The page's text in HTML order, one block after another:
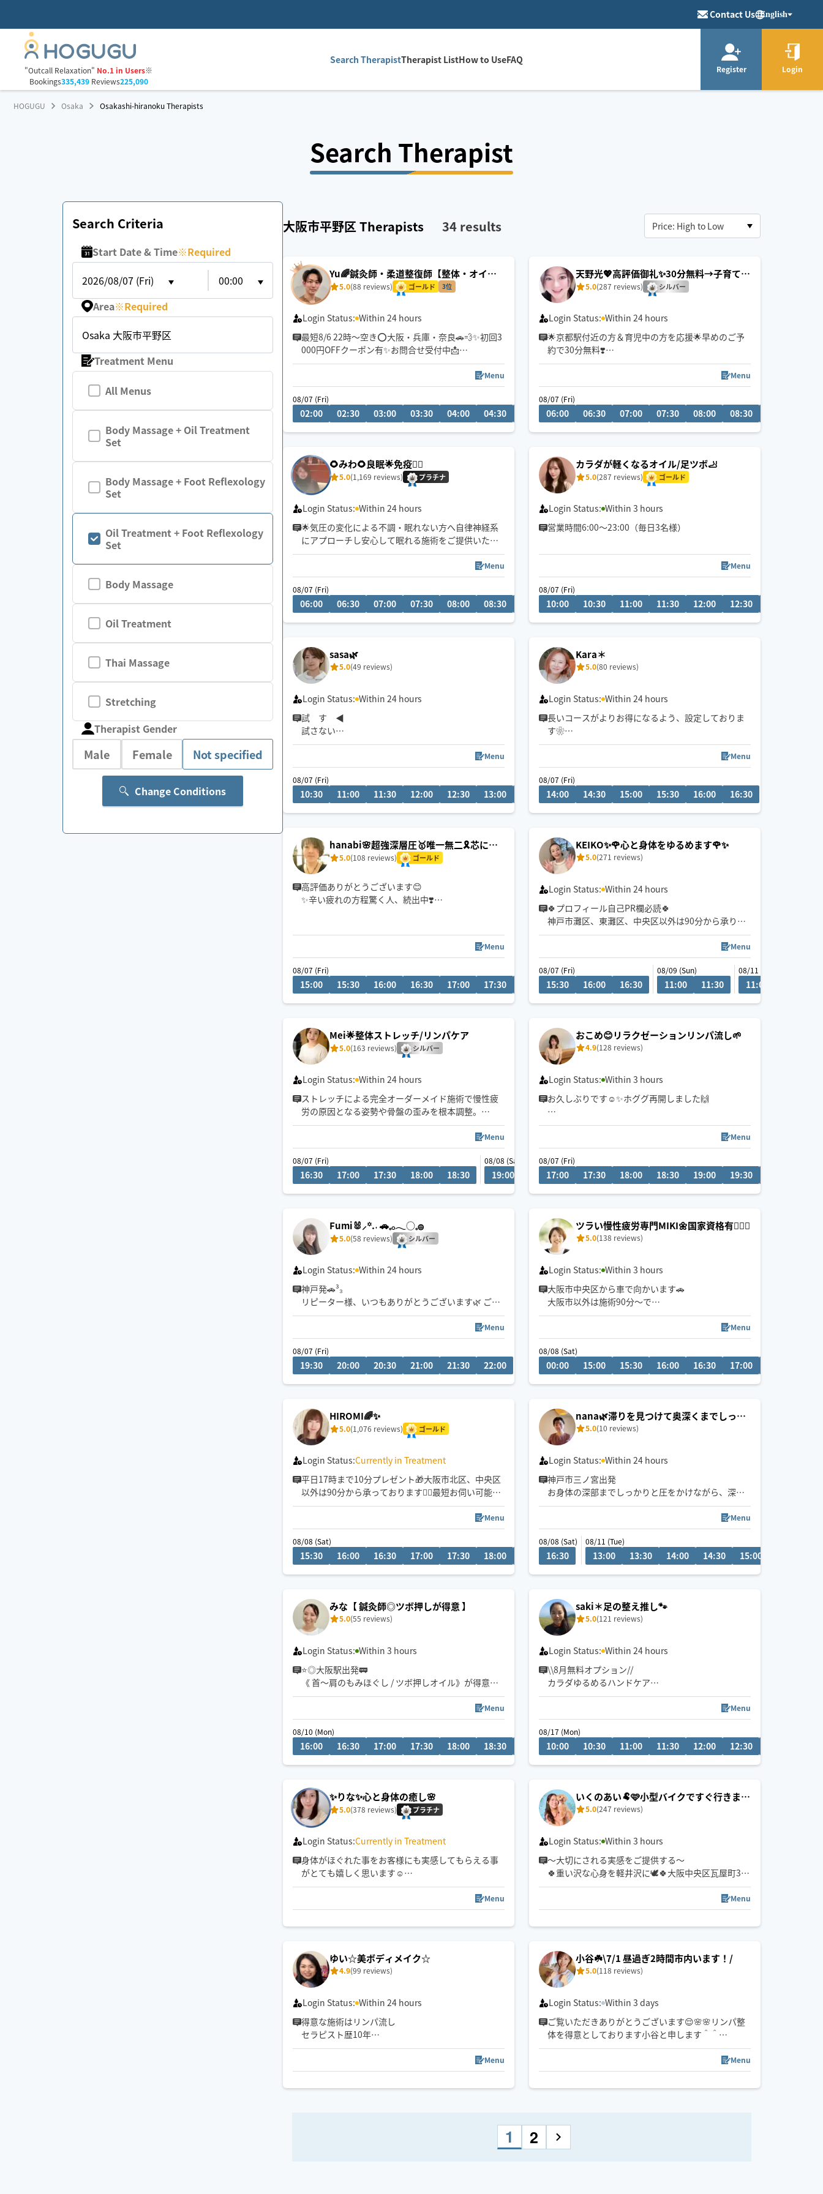
Contact Us English
"Outcall Relaxation" No.1 in Users※
Bookings335,439Reviews225,090
Search TherapistTherapist ListHow to UseFAQ
Register Login
HOGUGU Osaka Osakashi-hiranoku Therapists
Search Therapist
Search Criteria
Start Date & Time※Required
2026/08/07 (Fri)
00:00
Area※Required
Osaka 大阪市平野区
Treatment Menu
All Menus
Body Massage + Oil Treatment
Set
Body Massage + Foot Reflexology
Set
Oil Treatment + Foot Reflexology
Set
Body Massage
Oil Treatment
Thai Massage
Stretching
Therapist Gender
Male Female Not specified
Change Conditions
大阪市平野区 Therapists 34 results
Yu🌈鍼灸師・柔道整復師【整体・オイル
マッサージ・フット】
5.0(88 reviews) ゴールド 3位
Login Status: Within 24 hours
最短8/6 22時〜空き⭕️大阪・兵庫・奈良🚗💨✨初回3
000円OFFクーポン有✨お問合せ受付中📩
チャットからもお気軽にお声掛けください。施術中
は遅くなる場合ございますが、必ず返信致します💬
医学知識を基にお一人お一人丁寧に施術させて頂き
Menu
08/07 (Fri)
02:00 02:30 03:00 03:30 04:00 04:30 05:30 06:00 16:30 17:00 17:30
天野光💖高評価御礼✨30分無料→子育て応
援＆京都駅付近💕
5.0(287 reviews) シルバー
Login Status: Within 24 hours
🌟京都駅付近の方＆育児中の方を応援🌟早めのご予
約で30分無料❣️
初めまして。指圧と整体とリバースエイジング(若返
り)が得意なエステティシャンです♪有名人も通われ
る会員制サロンにスカウトされ、勤めておりまし
た。大阪府個人ランキング上位実績あり。有名５つ
星ホテルのサロン勤務(60分・22,000円〜)
Menu
08/07 (Fri)
06:00 06:30 07:00 07:30 08:00 08:30
🌻みわ🌻良眠🌟免疫🏃‍♀️
5.0(1,169 reviews) プラチナ
Login Status: Within 24 hours
🌟気圧の変化による不調・眠れない方へ自律神経系
にアプローチし安心して眠れる施術をご提供いたし
ます☺️
🌟１日2名様まで
🌟早朝メイン
🌟日中→駅から徒歩15分以内
ますのでお待ち頂けますと幸いです☺️
Menu
08/07 (Fri)
06:00 06:30 07:00 07:30 08:00 08:30 09:30 10:00 10:30 11:00 11:30
カラダが軽くなるオイル/足ツボ🦶
5.0(287 reviews) ゴールド
Login Status: Within 3 hours
営業時間6:00〜23:00（毎日3名様）
Menu
08/07 (Fri)
10:00 10:30 11:00 11:30 12:00 12:30
sasa🌿
5.0(49 reviews)
Login Status: Within 24 hours
試 す ◀︎
試さない
強揉み✨と言っていただきます
リクエスト前相談ならお気軽にチャットください💭
初めましての方もぜひ✨
お疲れに合わせた
完全オーダーメイド施術🌿
眼精疲労/頭痛/
お疲れの方
SASAをお呼びくださいね🌿
Menu
08/07 (Fri)
10:30 11:00 11:30 12:00 12:30 13:00
Kara＊
5.0(80 reviews)
Login Status: Within 24 hours
長いコースがよりお得になるよう、設定しておりま
す❀
不定期で東京でも施術しております
タイ古式ベースの心地よいリズムと圧で、お客様一
人一人に合わせた施術を心がけており、
心身ともにリラックスしていただけるよう頑張りま
東淀川区、又は中央区から出発いたします。
地域によっては90分以上のコースをお願いする場合
がございます。予めご了承ください。
Menu
08/07 (Fri)
14:00 14:30 15:00 15:30 16:00 16:30
hanabi🌸超強深層圧🥇唯一無二🎗️芯に効
く施術で指名多数✨
5.0(108 reviews) ゴールド
高評価ありがとうございます😊
✨辛い疲れの方程驚く人、続出中❣️
セラピスト歴20年🎀身体の悩みと向き合ってきたお
諦めていないですか？
それ、硬っている芯の部分が緩んでいないからです
ょ☝️
感覚をぜひお試し下さい✨
Menu
08/07 (Fri)
15:00 15:30 16:00 16:30 17:00 17:30 18:30 19:00 19:30 20:00 20:30
KEIKO✨🌹心と身体をゆるめます🌹✨
5.0(271 reviews)
Login Status: Within 24 hours
🍀プロフィール自己PR欄必読🍀
神戸市灘区、東灘区、中央区以外は90分から承りま
す🙏
深部まで心地良い✨筋肉をゆるめながらリンパを流
すしっかり圧のスウェーデン式オイルがおすすめ💕
オイルのみ18週以降の妊婦さん対応🉑（マタニティ
セラピスト資格有り）
Menu
08/07 (Fri)
15:30 16:00 16:30
08/09 (Sun)
11:00 11:30
08/11 (Tue)
11:00
Mei🌟整体ストレッチ/リンパケア
5.0(163 reviews) シルバー
Login Status: Within 24 hours
ストレッチによる完全オーダーメイド施術で慢性疲
労の原因となる姿勢や骨盤の歪みを根本調整。
過活動になっている筋肉を緩めることでバランスが
受けるほどにしなやかで疲れにくい体に。
\2週間単位でスケジュール公開中！/
なります。
Menu
08/07 (Fri)
16:30 17:00 17:30 18:00 18:30
08/08 (Sat)
19:00
08/09 (Sun)
15:00 15:30 16:00 16:30 17:00 17:30
おこめ😊リラクゼーションリンパ流し🌱
4.9(128 reviews)
Login Status: Within 3 hours
お久しぶりです☺️✨ホググ再開しました🙌
自律神経整え＊不眠＊リンパ流し＊むくみ＊代謝ア
ゆったりと全身巡らせて体と心を整えるトリートメ
ントが、よく眠れるようになったと好評です☺️✨お
Menu
08/07 (Fri)
17:00 17:30 18:00 18:30 19:00 19:30
Fumi🐰⸝꙳.‎˖ 🚗𓈒𓂂𓂃◌𓈒𓐍
5.0(58 reviews) シルバー
Login Status: Within 24 hours
神戸発🚗³₃
リピーター様、いつもありがとうございます🌿 ご新
規様も大歓迎です😊
疲れやコリが気になる方は揉みほぐし＋オイルがオ
ススメです️🫧
手が温かくて気持ちいいとご好評いただいています
🤲✨
ぜひ一度ご体感ください️🫧
Menu
08/07 (Fri)
19:30 20:00 20:30 21:00 21:30 22:00
08/08 (Sat)
19:30 20:00 20:30 21:00 21:30 22:00
ツラい慢性疲労専門MIKI🌼国家資格有🙆‍♀️✨
5.0(138 reviews)
Login Status: Within 3 hours
大阪市中央区から車で向かいます🚗
大阪市以外は施術90分〜で
お願いいたします🙇‍♀️
Menu
08/08 (Sat)
00:00 15:00 15:30 16:00 16:30 17:00
HIROMI🌈✨
5.0(1,076 reviews) ゴールド
Login Status:Currently in Treatment
平日17時まで10分プレゼント🎁大阪市北区、中央区
以外は90分から承っております🙇‍♀️最短お伺い可能✨
日時相談はチャットから相談ください💬
しっかりした圧でゆったりした流れでさせていただ
きます✨
Menu
08/08 (Sat)
15:30 16:00 16:30 17:00 17:30 18:00 19:00 19:30 20:00 20:30 21:00
nana🌿滞りを見つけて奥深くまでしっか
りアプローチ🐾
5.0(10 reviews)
Login Status: Within 24 hours
神戸市三ノ宮出発
お身体の深部までしっかりと圧をかけながら、深部
まで緩めていく施術が得意です☺️
滞りを見つけて、深いリンパや筋肉に優しくアプロ
ーチします✨
お身体や心が軽くなる感覚を味わっていただけると
わせて、力加減や施術内容も丁寧に調整いたしま
す。
しっかりと一生懸命施術させていただくのではじめ
ての方も、安心してお任せください。
Menu
08/08 (Sat)
16:30
08/11 (Tue)
13:00 13:30 14:00 14:30 15:00
みな【 鍼灸師◎ツボ押しが得意 】
5.0(55 reviews)
Login Status: Within 3 hours
⭐️◎大阪駅出発🚃
《 首〜肩のもみほぐし / ツボ押しオイル》が得意な
ので
「もみほぐし➕オイルセット120分」がオススメ❣️
お一人おひとりの身体に合わせて丁寧に施術をさせ
ていただきます✨
Menu
08/10 (Mon)
16:00 16:30 17:00 17:30 18:00 18:30 19:30 20:00 09:00 09:30 10:00
saki＊足の整え推し🐾
5.0(121 reviews)
Login Status: Within 24 hours
\\8月無料オプション//
カラダゆるめるハンドケア
〜10分付き〜
ご希望の方はご予約時にチャットで「ハンドケ
ア！」と一言お願いします🌟
※他店での勤務によりアプリ稼働が少ない為、日に
ちやお時間のご要望はメッセージで相談させて頂き
ます☺️
Menu
08/17 (Mon)
10:00 10:30 11:00 11:30 12:00 12:30
✨りな✨心と身体の癒し️🌸
5.0(378 reviews) プラチナ
Login Status:Currently in Treatment
身体がほぐれた事をお客様にも実感してもらえる事
がとても嬉しく思います☺️
凝っている所を詳しく教えてくださりありがとうご
とても励みになるレビューもありがとうございます
🥹✨️
Menu
いくのあい🐏🩷小型バイクですぐ行きます
🛵🐉🐦‍🔥
5.0(247 reviews)
Login Status: Within 3 hours
〜大切にされる実感をご提供する〜
🍀重い沢な心身を軽井沢に🕊️🍀大阪中央区瓦屋町3丁
目
仰向け、横向きの施術の技も豊富💪
360度施術可能
強もみ〜弱もみまで👌☺️指圧だけでなく肘や膝、上
腕、足裏など大胆に使って…揉み返しのない最高の
マッサージをご体験あれ✨心身体 考え方✖️能力✖️や
る気🟰
あなたのパフォーマンスを整えます💆‍♀️
老若男女問わず動物さんも皆ウェルカム🫶
Menu
ゆい☆美ボディメイク☆
4.9(99 reviews)
Login Status: Within 24 hours
得意な施術はリンパ流し
セラピスト歴10年
リンパ流しの効果は疲労回復✨代謝アップ✨浮腫の改
肩甲骨の周りや股関節など肩凝り腰痛にもおすすめ
Menu
小谷☘️\7/1 昼過ぎ2時間市内います！/
5.0(118 reviews)
Login Status: Within 3 days
ご覧いただきありがとうございます😌🌸🌸リンパ整
体を得意としております小谷と申します＾＾
癒しと元気をお届けしたく、登録しました♪ぜひ一
【もみほぐし+オイル】でこわばった筋肉を緩め、全
身を少なめのオイルで、しっかりめにリンパを流し
※移動時間の確保のため、1時間半前の予約をお願い
しております🥺🙏
Menu
1 2